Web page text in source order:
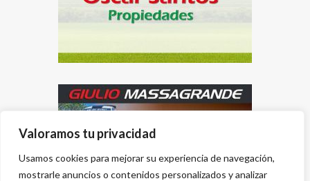
Valoramos tu privacidad
Usamos cookies para mejorar su experiencia de navegación,
mostrarle anuncios o contenidos personalizados y analizar